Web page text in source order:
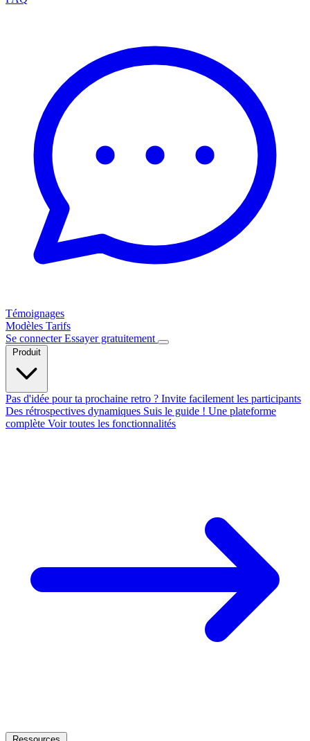
Témoignages
Modèles Tarifs
Se connecterEssayer gratuitement
Pas d'idée pour ta prochaine retro ? Invite facilement les participants
Des rétrospectives dynamiques Suis le guide ! Une plateforme
complète Voir toutes les fonctionnalités